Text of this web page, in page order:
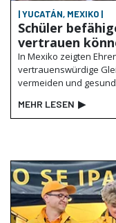
| YUCATÁN, MEXIKO |
Schüler
vertrauen
In Mexiko zeigten
vertrauenswürdige
vermeiden und
MEHR LESEN ▶